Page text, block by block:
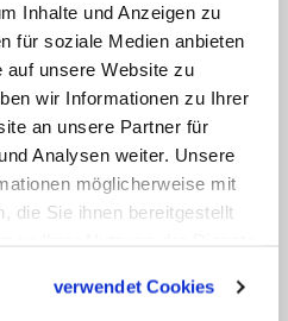
Inhalte und Anzeigen zu
für soziale Medien anbieten
auf unsere Website zu
wir Informationen zu Ihrer
an unsere Partner für
Analysen weiter. Unsere
möglicherweise mit
die Sie ihnen bereitgestellt
verwendet Cookies
sei das Meer
und Tourismus,
Tragödien, die sich
nicht
die Bischöfe
gemeinsamen
Folgen der